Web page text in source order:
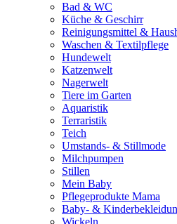
Bad & WC
Küche & Geschirr
Reinigungsmittel &
Waschen & Textilpflege
Hundewelt
Katzenwelt
Nagerwelt
Tiere im Garten
Aquaristik
Terraristik
Teich
Umstands- & Stillmode
Milchpumpen
Stillen
Mein Baby
Pflegeprodukte Mama
Baby- &
Wickeln